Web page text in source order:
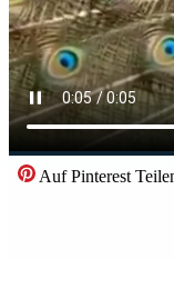
Auf Pinterest